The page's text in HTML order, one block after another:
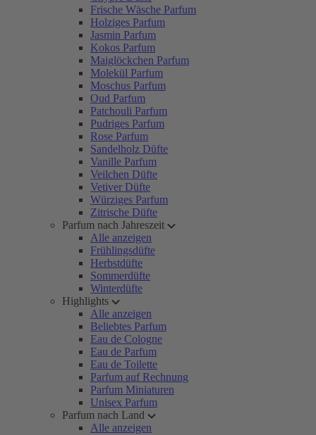
Frische Wäsche Parfum
Holziges Parfum
Jasmin Parfum
Kokos Parfum
Maiglöckchen Parfum
Molekül Parfum
Moschus Parfum
Oud Parfum
Patchouli Parfum
Pudriges Parfum
Rose Parfum
Sandelholz Düfte
Vanille Parfum
Veilchen Düfte
Vetiver Düfte
Würziges Parfum
Zitrische Düfte
Parfum nach Jahreszeit
Alle anzeigen
Frühlingsdüfte
Herbstdüfte
Sommerdüfte
Winterdüfte
Highlights
Alle anzeigen
Beliebtes Parfum
Eau de Cologne
Eau de Parfum
Eau de Toilette
Parfum auf Rechnung
Parfum Miniaturen
Unisex Parfum
Parfum nach Land
Alle anzeigen